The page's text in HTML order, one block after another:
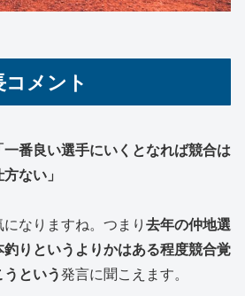
メント
一番良い選手にいくとなれば競合は
ない」
なりますね。つまり去年の仲地選
りというよりかはある程度競合覚
という発言に聞こえます。